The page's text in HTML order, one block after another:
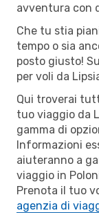
avventura con
Che tu stia
tempo o sia
posto giusto!
per voli da
Qui troverai
tuo viaggio da
gamma di
Informazioni
aiuteranno a
viaggio in
Prenota il tuo
agenzia di